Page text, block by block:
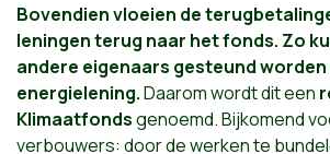
Bovendien vloeien de
leningen terug naar het fonds. Zo
andere eigenaars gesteund worden
energielening.Daarom wordt dit een
Klimaatfondsgenoemd. Bijkomend
verbouwers: door de werken te